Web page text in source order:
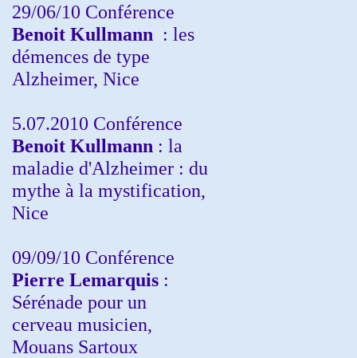
29/06/10 Conférence
Benoit Kullmann : les
démences de type
Alzheimer, Nice
5.07.2010 Conférence
Benoit Kullmann : la
maladie d'Alzheimer : du
mythe à la mystification,
Nice
09/09/10 Conférence
Pierre Lemarquis :
Sérénade pour un
cerveau musicien,
Mouans Sartoux